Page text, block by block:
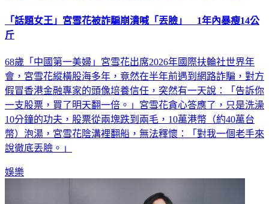
「話題女王」宮雪花被詐騙崩潰喊「丟臉」 1年內暴瘦14公
斤
68歲「中國第一美婦」宮雪花出席2026年國際扶輪社世界年
會，宮雪花縱橫股海多年，竟然在半年前遇到網路詐騙，對方
假冒香港金融專家的頭像培養信任，突然有一天說：「告訴你
一支股票，買了明天翻一倍。」宮雪花貪心答應了，只是洗澡
10分鐘的功夫，股票從兩塊跌到兩毛，10萬港幣（約40萬台
幣）泡湯，宮雪花陰溝裡翻船，無法釋懷：「對我一個老手來
說徹底丟臉。」
娛樂